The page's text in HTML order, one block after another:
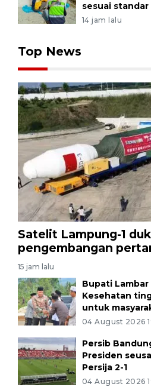
sesuai
14 jam lalu
Top News
Satelit Lampung-1
pengembangan
15 jam lalu
Bupati Lambar
Kesehatan
untuk
04 August 2026
Persib
Presiden
Persija 2-1
04 August 2026